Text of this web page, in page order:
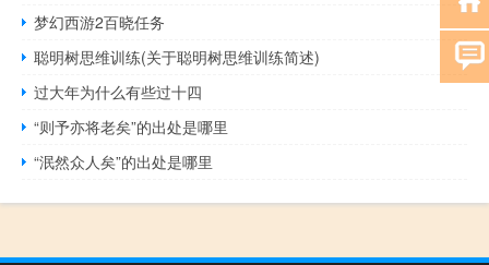
梦幻西游2百晓任务
聪明树思维训练(关于聪明树思维训练简述)
过大年为什么有些过十四
“则予亦将老矣”的出处是哪里
“泯然众人矣”的出处是哪里